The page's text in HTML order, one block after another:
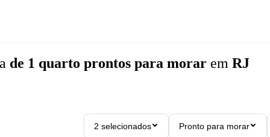
de 1 quarto prontos para morar em RJ
2 selecionados Pronto para morar